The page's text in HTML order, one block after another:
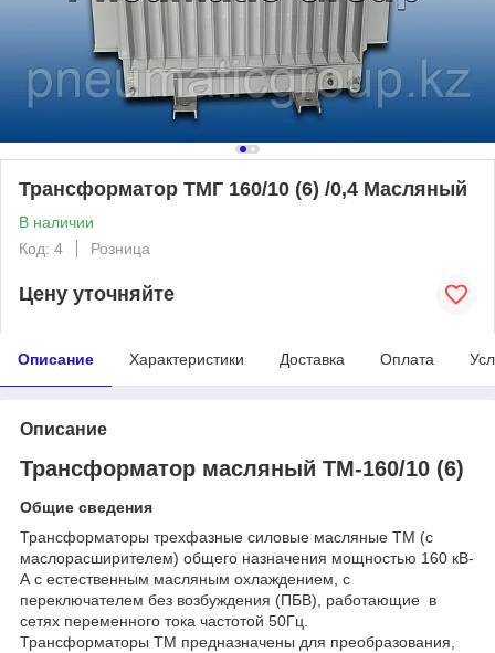
Трансформатор ТМГ 160/10 (6) /0,4 Масляный
В наличии
Код: 4
Розница
Цену уточняйте
Описание Характеристики Доставка Оплата
Описание
Трансформатор масляный ТМ-160/10 (6)
Общие сведения
Трансформаторы трехфазные силовые масляные ТМ (с
маслорасширителем) общего назначения мощностью 160 кВ-
А с естественным масляным охлаждением, с
переключателем без возбуждения (ПБВ), работающие в
сетях переменного тока частотой 50Гц.
Трансформаторы ТМ предназначены для преобразования,